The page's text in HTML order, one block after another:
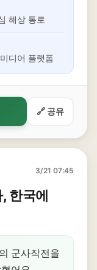
해상 통로
디어 플랫폼
🔗 공유
3/21 07:45
한국에
군사작전을